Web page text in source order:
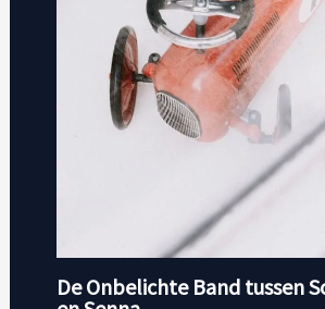
De Onbelichte Band tussen